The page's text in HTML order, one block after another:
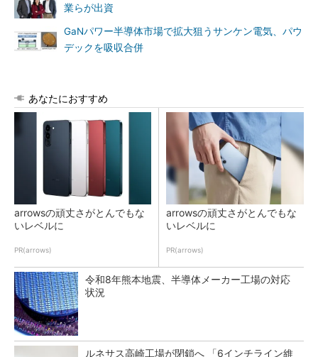
業らが出資
GaNパワー半導体市場で拡大狙うサンケン電気、パウ
デックを吸収合併
あなたにおすすめ
arrowsの頑丈さがとんでもな
いレベルに
PR(arrows)
arrowsの頑丈さがとんでもな
いレベルに
PR(arrows)
令和8年熊本地震、半導体メーカー工場の対応
状況
ルネサス高崎工場が閉鎖へ 「6インチライン維